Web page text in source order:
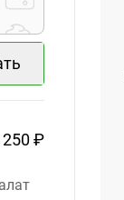
250 ₽